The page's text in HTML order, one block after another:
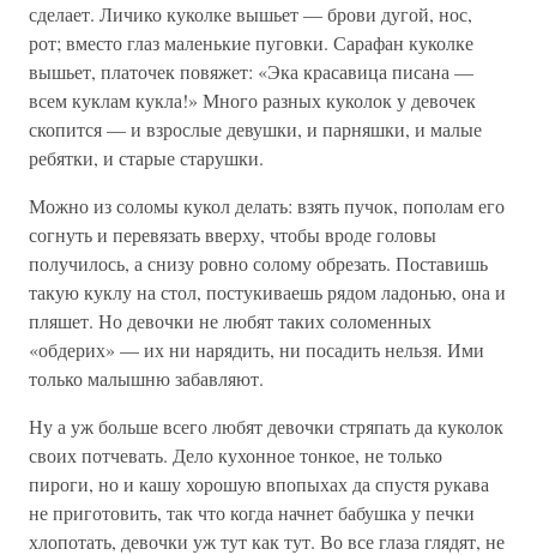
сделает. Личико куколке вышьет — брови дугой, нос,
рот; вместо глаз маленькие пуговки. Сарафан куколке
вышьет, платочек повяжет: «Эка красавица писана —
всем куклам кукла!» Много разных куколок у девочек
скопится — и взрослые девушки, и парняшки, и малые
ребятки, и старые старушки.
Можно из соломы кукол делать: взять пучок, пополам его
согнуть и перевязать вверху, чтобы вроде головы
получилось, а снизу ровно солому обрезать. Поставишь
такую куклу на стол, постукиваешь рядом ладонью, она и
пляшет. Но девочки не любят таких соломенных
«обдерих» — их ни нарядить, ни посадить нельзя. Ими
только малышню забавляют.
Ну а уж больше всего любят девочки стряпать да куколок
своих потчевать. Дело кухонное тонкое, не только
пироги, но и кашу хорошую впопыхах да спустя рукава
не приготовить, так что когда начнет бабушка у печки
хлопотать, девочки уж тут как тут. Во все глаза глядят, не